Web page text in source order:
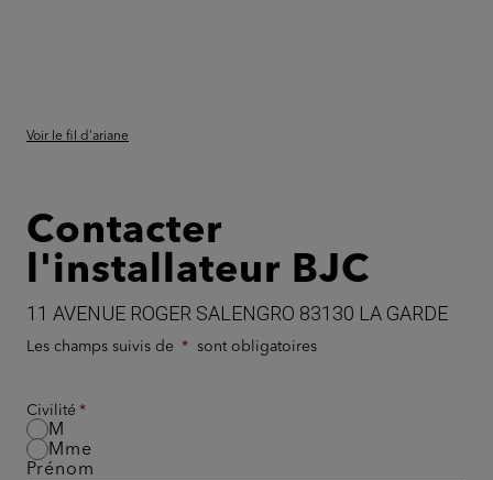
Voir le fil d'ariane
Contacter
l'installateur BJC
11 AVENUE ROGER SALENGRO 83130 LA GARDE
Les champs suivis de sont obligatoires
Civilité
M
Mme
Prénom